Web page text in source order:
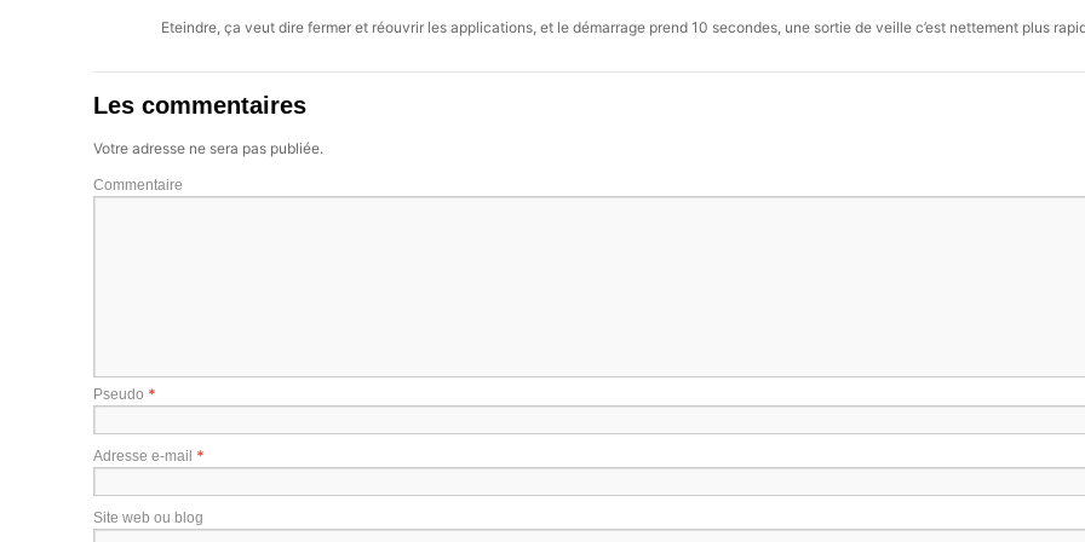
Eteindre, ça veut dire fermer et réouvrir les applications, et le démarrage prend 10 secondes, une sortie de veille c’est nettement plus
Les commentaires
Votre adresse ne sera pas publiée.
Commentaire
Pseudo *
Adresse e-mail *
Site web ou blog